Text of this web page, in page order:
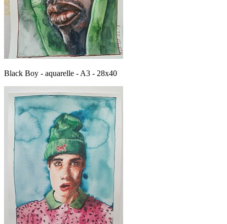
Black Boy - aquarelle - A3 - 28x40